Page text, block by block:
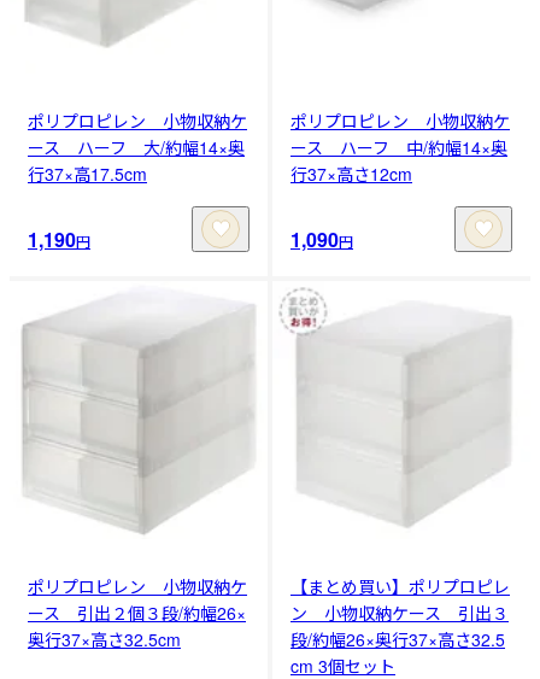
ポリプロピレン 小物収納ケ
ース ハーフ 大/約幅14×奥
行37×高17.5cm
1,190円
ポリプロピレン 小物収納ケ
ース ハーフ 中/約幅14×奥
行37×高さ12cm
1,090円
ポリプロピレン 小物収納ケ
ース 引出２個３段/約幅26×
奥行37×高さ32.5cm
【まとめ買い】ポリプロピレ
ン 小物収納ケース 引出３
段/約幅26×奥行37×高さ32.5
cm 3個セット